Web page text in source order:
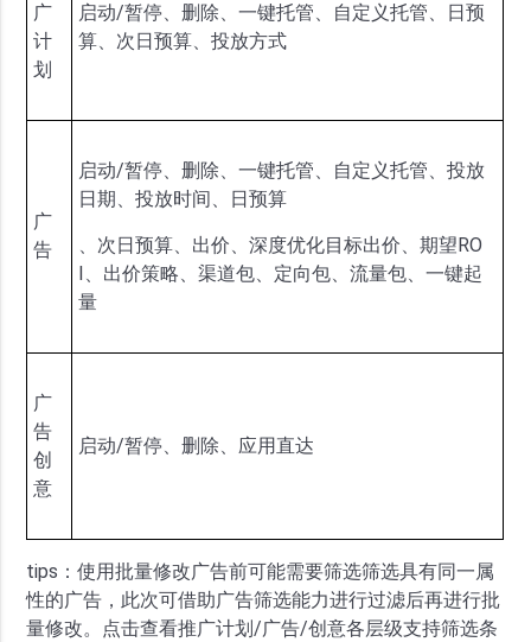
广
计
划
启动/暂停、删除、一键托管、自定义托管、日预
算、次日预算、投放方式
广
告
启动/暂停、删除、一键托管、自定义托管、投放
日期、投放时间、日预算
、次日预算、出价、深度优化目标出价、期望RO
I、出价策略、渠道包、定向包、流量包、一键起
量
广
告
创
意
启动/暂停、删除、应用直达
tips：使用批量修改广告前可能需要筛选筛选具有同一属
性的广告，此次可借助广告筛选能力进行过滤后再进行批
量修改。点击查看推广计划/广告/创意各层级支持筛选条